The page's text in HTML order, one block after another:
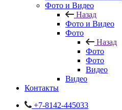
Фото и Видео
Назад
Фото и Видео
Фото
Назад
Фото
Фото
Видео
Видео
Контакты
+7-8142-445033